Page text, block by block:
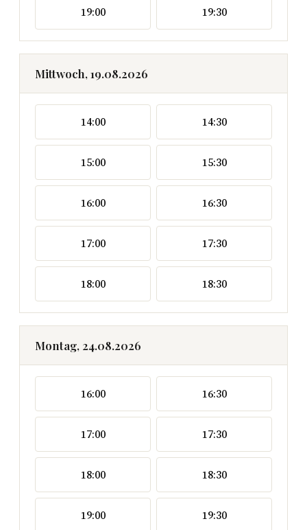
19:00 19:30
Mittwoch, 19.08.2026
14:00 14:30
15:00 15:30
16:00 16:30
17:00 17:30
18:00 18:30
Montag, 24.08.2026
16:00 16:30
17:00 17:30
18:00 18:30
19:00 19:30